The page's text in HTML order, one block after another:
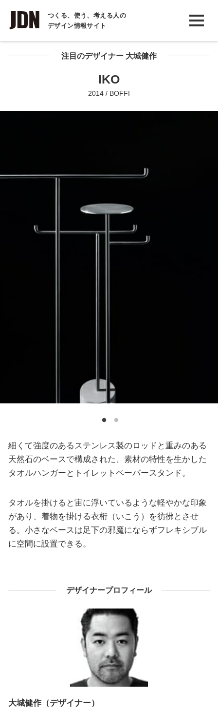
つくる、使う、考える人の
デザイン情報サイト
INTERVIEW
インタビュー
REPORT注目のデザイナー 大城健作
IKO
2014 / BOFFI
細くて強度のあるステンレス製のロッドと重みのある
天然石のベースで構成された、素材の特性を生かした
タオルハンガーとトイレットペーパースタンド。
タオルを掛けると宙に浮いているような軽やかな印象
があり、着物を掛ける衣桁（いこう）を彷彿とさせ
る。小さなベースは足下の邪魔にならずフレキシブル
に空間に設置できる。
デザイナープロフィール
大城健作（デザイナー）